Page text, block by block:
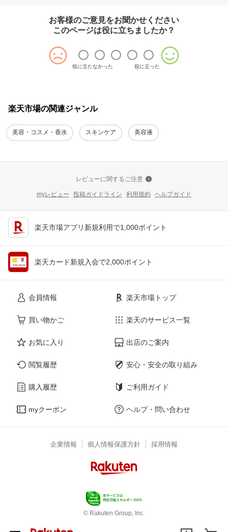
お客様のご意見をお聞かせください
このページは役に立ちましたか？
役に立たなかった 役に立った
楽天市場の関連ジャンル
美容・コスメ・香水 スキンケア 美容液
レビューに関するご注意
myレビュー 投稿ガイドライン 利用規約 ヘルプガイド
楽天市場アプリ新規利用で1,000ポイント
楽天カード新規入会で2,000ポイント
会員情報
買い物かご
お気に入り
閲覧履歴
購入履歴
myクーポン
楽天市場トップ
楽天のサービス一覧
出店のご案内
安心・安全の取り組み
ご利用ガイド
ヘルプ・問い合わせ
企業情報 個人情報保護方針 採用情報
© Rakuten Group, Inc.